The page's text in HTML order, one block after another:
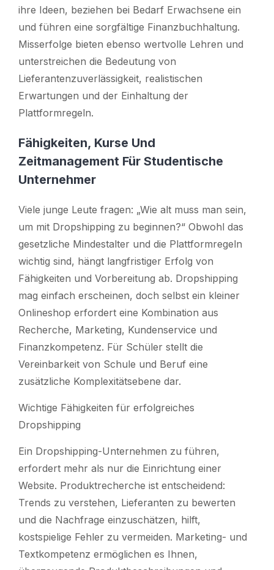
ihre Ideen, beziehen bei Bedarf Erwachsene ein
und führen eine sorgfältige Finanzbuchhaltung.
Misserfolge bieten ebenso wertvolle Lehren und
unterstreichen die Bedeutung von
Lieferantenzuverlässigkeit, realistischen
Erwartungen und der Einhaltung der
Plattformregeln.
Fähigkeiten, Kurse Und
Zeitmanagement Für Studentische
Unternehmer
Viele junge Leute fragen: „Wie alt muss man sein,
um mit Dropshipping zu beginnen?“ Obwohl das
gesetzliche Mindestalter und die Plattformregeln
wichtig sind, hängt langfristiger Erfolg von
Fähigkeiten und Vorbereitung ab. Dropshipping
mag einfach erscheinen, doch selbst ein kleiner
Onlineshop erfordert eine Kombination aus
Recherche, Marketing, Kundenservice und
Finanzkompetenz. Für Schüler stellt die
Vereinbarkeit von Schule und Beruf eine
zusätzliche Komplexitätsebene dar.
Wichtige Fähigkeiten für erfolgreiches
Dropshipping
Ein Dropshipping-Unternehmen zu führen,
erfordert mehr als nur die Einrichtung einer
Website. Produktrecherche ist entscheidend:
Trends zu verstehen, Lieferanten zu bewerten
und die Nachfrage einzuschätzen, hilft,
kostspielige Fehler zu vermeiden. Marketing- und
Textkompetenz ermöglichen es Ihnen,